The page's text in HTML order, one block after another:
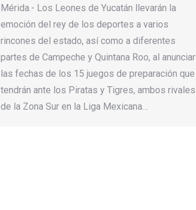
Mérida.- Los Leones de Yucatán llevarán la
emoción del rey de los deportes a varios
rincones del estado, así como a diferentes
partes de Campeche y Quintana Roo, al anunciar
las fechas de los 15 juegos de preparación que
tendrán ante los Piratas y Tigres, ambos rivales
de la Zona Sur en la Liga Mexicana…